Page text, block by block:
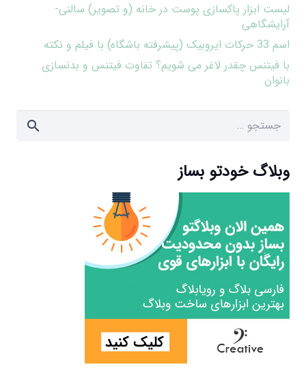
لیست ابزار پاکسازی پوست در خانه (و تصویر) سالنی-
آرایشگاهی
اسم 33 حرکات ایروبیک (پیشرفته باشگاه) با فیلم و نکته
با فیتنس چقدر لاغر می شویم؟ تفاوت فیتنس و بدنسازی
بانوان
جستجو
وبلاگ خودتو بساز